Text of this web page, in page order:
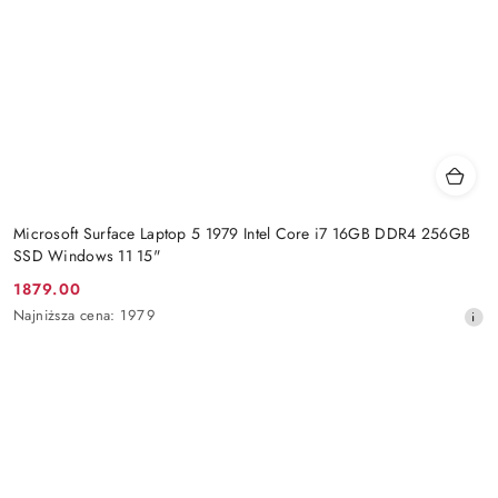
Microsoft Surface Laptop 5 1979 Intel Core i7 16GB DDR4 256GB
SSD Windows 11 15"
Cena
promocyjna:
1879.00
Najniższa
Najniższa cena: 1979